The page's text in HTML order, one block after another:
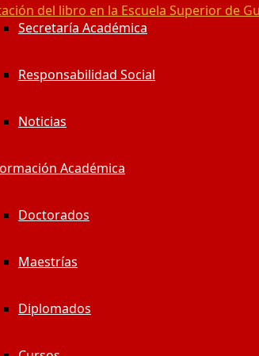
Secretaría Académica
Responsabilidad Social
Noticias
Académica
Doctorados
Maestrías
Diplomados